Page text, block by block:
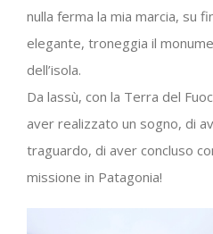
nulla ferma la mia marcia, su
elegante, troneggia il
dell’isola.
Da lassù, con la Terra del
aver realizzato un sogno, di
traguardo, di aver concluso
missione in Patagonia!